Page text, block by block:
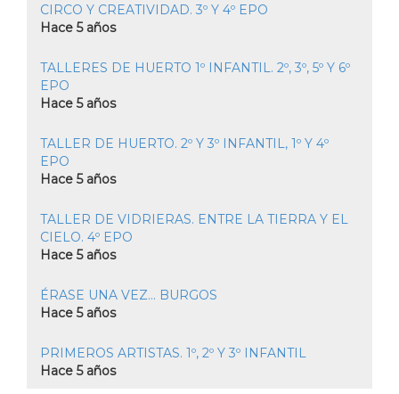
CIRCO Y CREATIVIDAD. 3º Y 4º EPO
Hace 5 años
TALLERES DE HUERTO 1º INFANTIL. 2º, 3º, 5º Y 6º
EPO
Hace 5 años
TALLER DE HUERTO. 2º Y 3º INFANTIL, 1º Y 4º
EPO
Hace 5 años
TALLER DE VIDRIERAS. ENTRE LA TIERRA Y EL
CIELO. 4º EPO
Hace 5 años
ÉRASE UNA VEZ... BURGOS
Hace 5 años
PRIMEROS ARTISTAS. 1º, 2º Y 3º INFANTIL
Hace 5 años